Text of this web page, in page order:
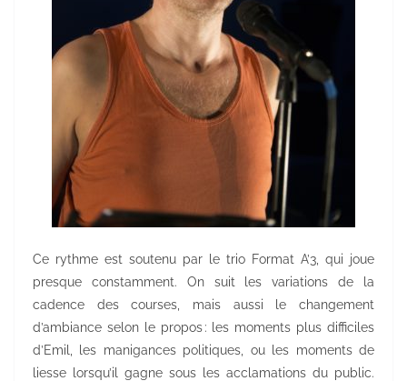
Ce rythme est soutenu par le trio Format A’3, qui joue
presque constamment. On suit les variations de la
cadence des courses, mais aussi le changement
d’ambiance selon le propos : les moments plus difficiles
d’Emil, les manigances politiques, ou les moments de
liesse lorsqu’il gagne sous les acclamations du public.